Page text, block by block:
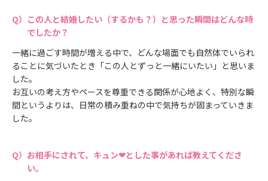
この人と結婚したい（するかも？）と思った瞬間はどんな時
でしたか？
一緒に過ごす時間が増える中で、どんな場面でも自然体でいられ
ることに気づいたとき「この人とずっと一緒にいたい」と思いま
した。
お互いの考え方やペースを尊重できる関係が心地よく、特別な瞬
間というよりは、日常の積み重ねの中で気持ちが固まっていきま
した。
お相手にされて、キュン❤とした事があれば教えてくださ
い。